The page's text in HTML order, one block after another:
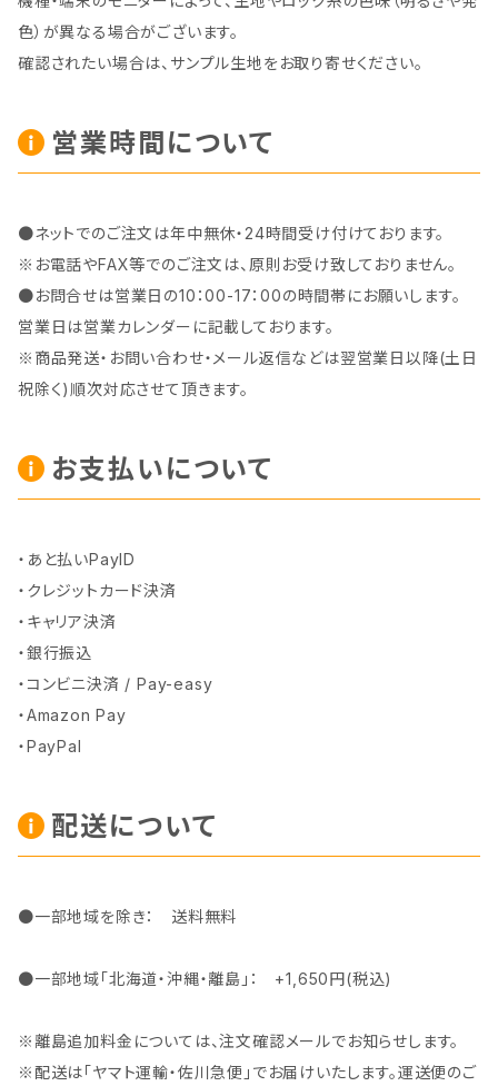
色）が異なる場合がございます。
確認されたい場合は、サンプル生地をお取り寄せください。
営業時間について
●ネットでのご注文は年中無休・24時間受け付けております。
※お電話やFAX等でのご注文は、原則お受け致しておりません。
●お問合せは営業日の10：00-17：00の時間帯にお願いします。
営業日は営業カレンダーに記載しております。
※商品発送・お問い合わせ・メール返信などは翌営業日以降(土日
祝除く)順次対応させて頂きます。
お支払いについて
・あと払いPayID
・クレジットカード決済
・キャリア決済
・銀行振込
・コンビニ決済 / Pay-easy
・Amazon Pay
・PayPal
配送について
●一部地域を除き： 送料無料
●一部地域「北海道・沖縄・離島」： +1,650円(税込)
※離島追加料金については、注文確認メールでお知らせします。
※配送は「ヤマト運輸・佐川急便」でお届けいたします。運送便のご